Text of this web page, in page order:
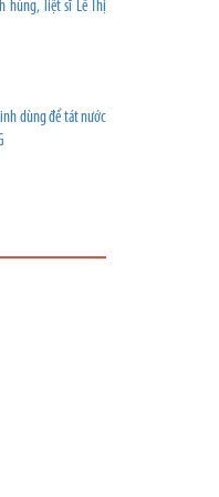
hùng, liệt sĩ Lê Thị
dùng để tát nước